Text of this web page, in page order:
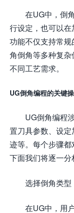
在UG中，倒
行设定，也可以
功能不仅支持常
角倒角等多种复
不同工艺需求。
UG倒角编程的关键
UG倒角编程
置刀具参数、设
迹等。每个步骤都
下面我们将逐一分
选择倒角类型
在UG中，用